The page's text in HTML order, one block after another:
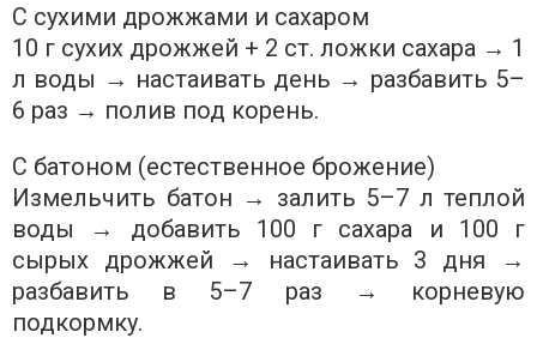
С сухими дрожжами и сахаром
10 г сухих дрожжей + 2 ст. ложки сахара → 1
л воды → настаивать день → разбавить 5–
6 раз → полив под корень.
С батоном (естественное брожение)
Измельчить батон → залить 5–7 л теплой
воды → добавить 100 г сахара и 100 г
сырых дрожжей → настаивать 3 дня →
разбавить в 5–7 раз → корневую
подкормку.